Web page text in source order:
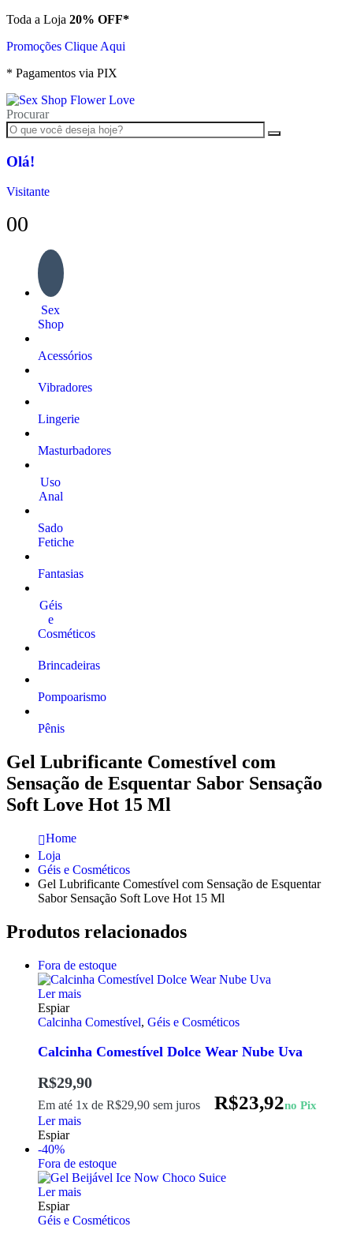
Toda a Loja 20% OFF*
Promoções Clique Aqui
* Pagamentos via PIX
Procurar
Olá!
Visitante
00
Sex
Shop
Acessórios
Vibradores
Lingerie
Masturbadores
Uso
Anal
Sado
Fetiche
Fantasias
Géis
e
Cosméticos
Brincadeiras
Pompoarismo
Pênis
Gel Lubrificante Comestível com
Sensação de Esquentar Sabor Sensação
Soft Love Hot 15 Ml
Home
Loja
Géis e Cosméticos
Gel Lubrificante Comestível com Sensação de Esquentar
Sabor Sensação Soft Love Hot 15 Ml
Produtos relacionados
Fora de estoque
Ler mais
Espiar
Calcinha Comestível, Géis e Cosméticos
Calcinha Comestível Dolce Wear Nube Uva
R$29,90
Em até 1x de R$29,90 sem juros R$23,92no Pix
Ler mais
Espiar
-40%
Fora de estoque
Ler mais
Espiar
Géis e Cosméticos